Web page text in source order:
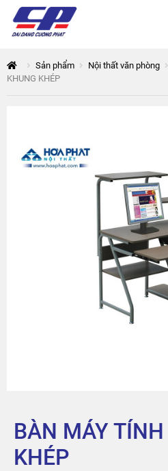
Sản phẩm Nội thất văn phòng
KHUNG KHÉP
BÀN MÁY
KHÉP